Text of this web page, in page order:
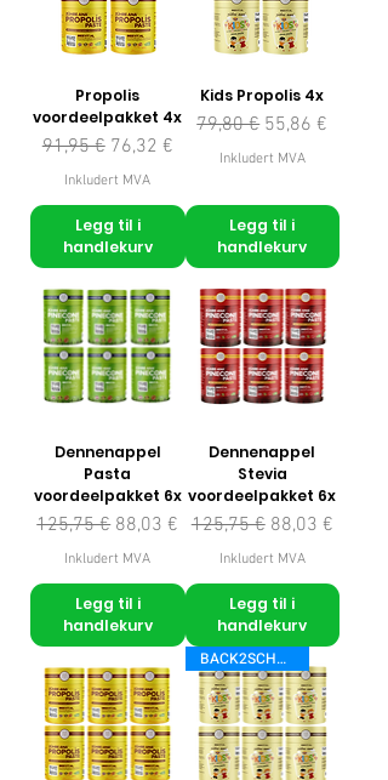
Propolis
voordeelpakket 4x
Vanlig pris
91,95 € Salgspris
76,32 €
Inkludert MVA
Legg til i
handlekurv
Kids Propolis 4x
Vanlig pris
79,80 € Salgspris
55,86 €
Inkludert MVA
Legg til i
handlekurv
Dennenappel
Pasta
voordeelpakket 6x
Vanlig pris
125,75 € Salgspris
88,03 €
Inkludert MVA
Legg til i
handlekurv
Dennenappel
Stevia
voordeelpakket 6x
Vanlig pris
125,75 € Salgspris
88,03 €
Inkludert MVA
Legg til i
handlekurv
BACK2SCHOOL